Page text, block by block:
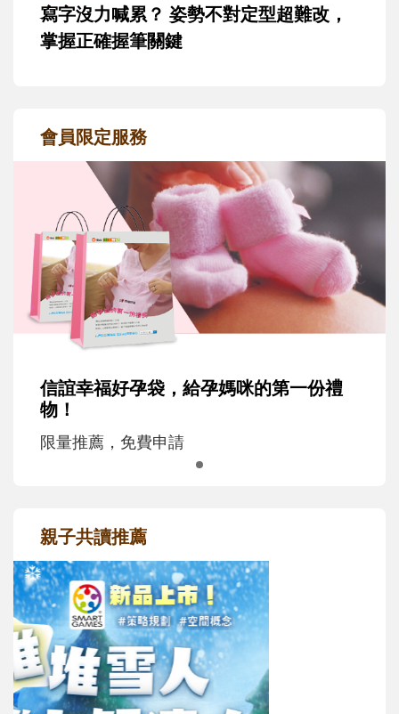
寫字沒力喊累？ 姿勢不對定型超難改，
掌握正確握筆關鍵
會員限定服務
信誼幸福好孕袋，給孕媽咪的第一份禮
物！
限量推薦，免費申請
親子共讀推薦
最新活動